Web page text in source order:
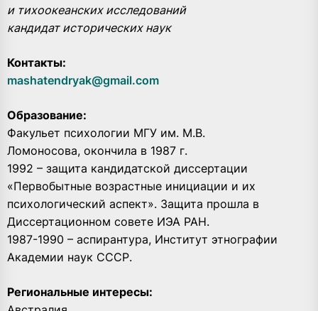
и тихоокеанских исследований
кандидат исторических наук
Контакты:
mashatendryak@gmail.com
Образование:
Факульет психологии МГУ им. М.В.
Ломоносова, окончила в 1987 г.
1992 – защита кандидатской диссертации
«Первобытные возрастные инициации и их
психологический аспект». Защита прошла в
Диссертационном совете ИЭА РАН.
1987-1990 – аспирантура, Институт этнографии
Академии наук СССР.
Региональные интересы: